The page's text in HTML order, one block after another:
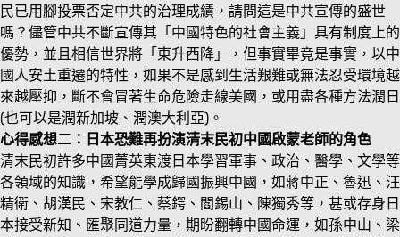
民已用腳投票否定中共的治理成績，請問這是中共宣傳的盛世
嗎？儘管中共不斷宣傳其「中國特色的社會主義」具有制度上的
優勢，並且相信世界將「東升西降」，但事實畢竟是事實，以中
國人安土重遷的特性，如果不是感到生活艱難或無法忍受環境越
來越壓抑，斷不會冒著生命危險走線美國，或用盡各種方法潤日
(也可以是潤新加坡、潤澳大利亞)。
心得感想二：日本恐難再扮演清末民初中國啟蒙老師的角色
清末民初許多中國菁英東渡日本學習軍事、政治、醫學、文學等
各領域的知識，希望能學成歸國振興中國，如蔣中正、魯迅、汪
精衛、胡漢民、宋教仁、蔡鍔、閻錫山、陳獨秀等，甚或存身日
本接受新知、匯聚同道力量，期盼翻轉中國命運，如孫中山、梁